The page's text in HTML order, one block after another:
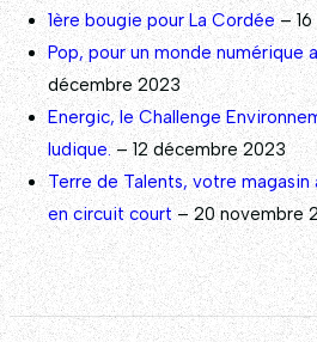
1ère bougie pour La Cordée–
Pop, pour un monde numérique
décembre 2023
Energic, le Challenge
ludique.– 12 décembre 2023
Terre de Talents, votre
en circuit court – 20 novembre